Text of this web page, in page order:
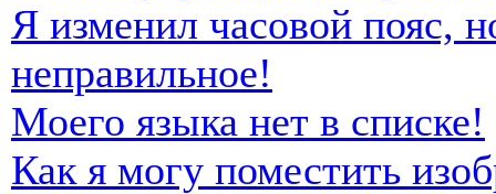
Я изменил часовой пояс,
неправильное!
Моего языка нет в списке!
Как я могу поместить